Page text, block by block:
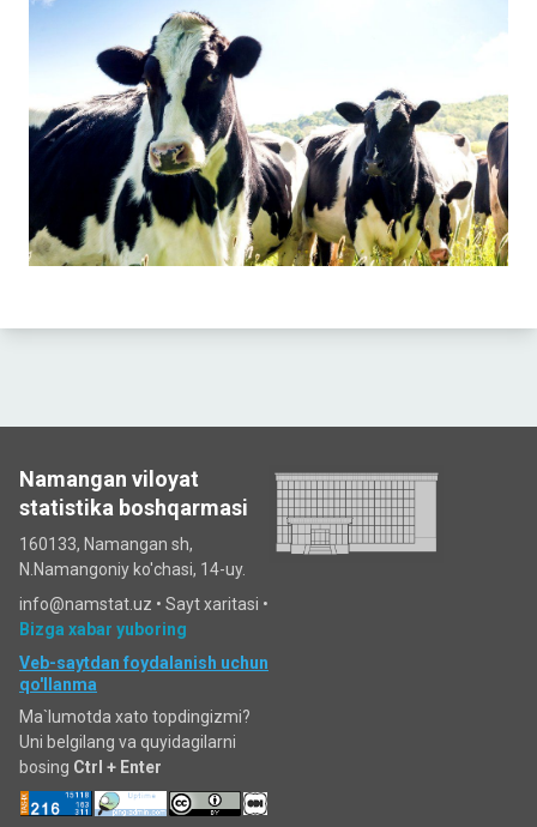
Namangan viloyat
statistika boshqarmasi
160133, Namangan sh,
N.Namangoniy ko'chasi, 14-uy.
info@namstat.uz • Sayt xaritasi •
Bizga xabar yuboring
Veb-saytdan foydalanish uchun
qo'llanma
Ma`lumotda xato topdingizmi?
Uni belgilang va quyidagilarni
bosing Ctrl + Enter